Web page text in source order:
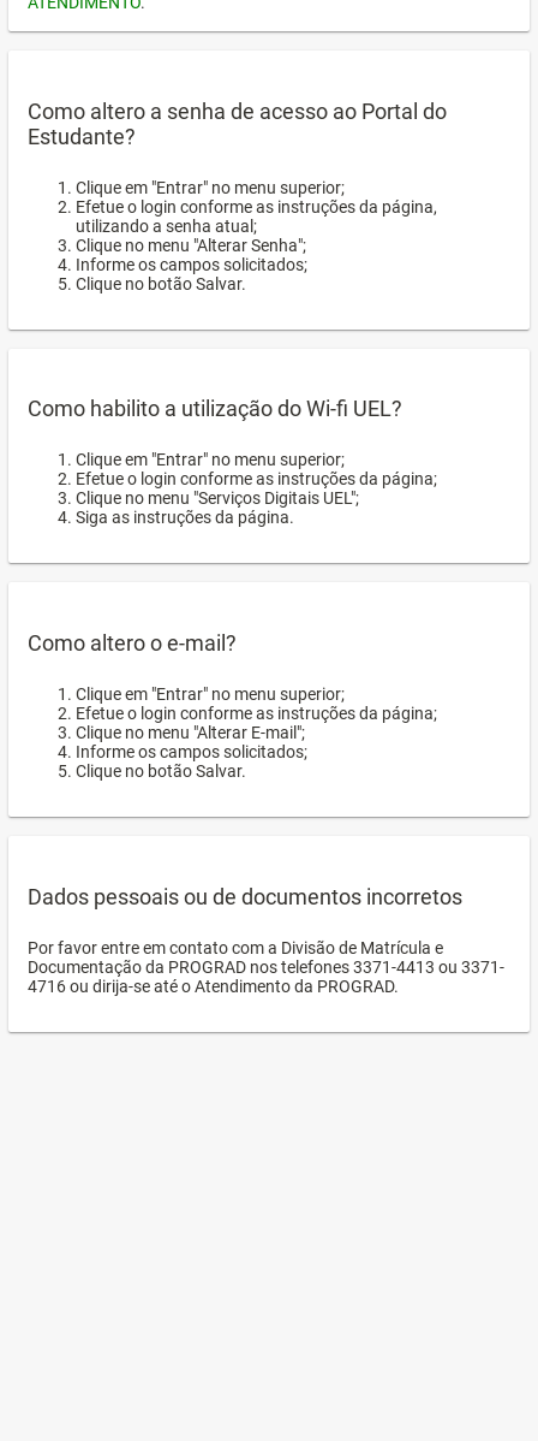
Como altero a senha de acesso ao Portal do
Estudante?
Clique em "Entrar" no menu superior;
Efetue o login conforme as instruções da página,
utilizando a senha atual;
Clique no menu "Alterar Senha";
Informe os campos solicitados;
Clique no botão Salvar.
Como habilito a utilização do Wi-fi UEL?
Clique em "Entrar" no menu superior;
Efetue o login conforme as instruções da página;
Clique no menu "Serviços Digitais UEL";
Siga as instruções da página.
Como altero o e-mail?
Clique em "Entrar" no menu superior;
Efetue o login conforme as instruções da página;
Clique no menu "Alterar E-mail";
Informe os campos solicitados;
Clique no botão Salvar.
Dados pessoais ou de documentos incorretos
Por favor entre em contato com a Divisão de Matrícula e
Documentação da PROGRAD nos telefones 3371-4413 ou 3371-
4716 ou dirija-se até o Atendimento da PROGRAD.